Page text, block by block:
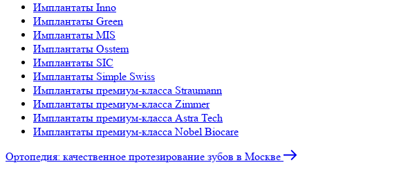
Имплантаты Inno
Имплантаты Green
Имплантаты MIS
Имплантаты Osstem
Имплантаты SIC
Имплантаты Simple Swiss
Имплантаты премиум-класса Straumann
Имплантаты премиум-класса Zimmer
Имплантаты премиум-класса Astra Tech
Имплантаты премиум-класса Nobel Biocare
Ортопедия: качественное протезирование зубов в Москве